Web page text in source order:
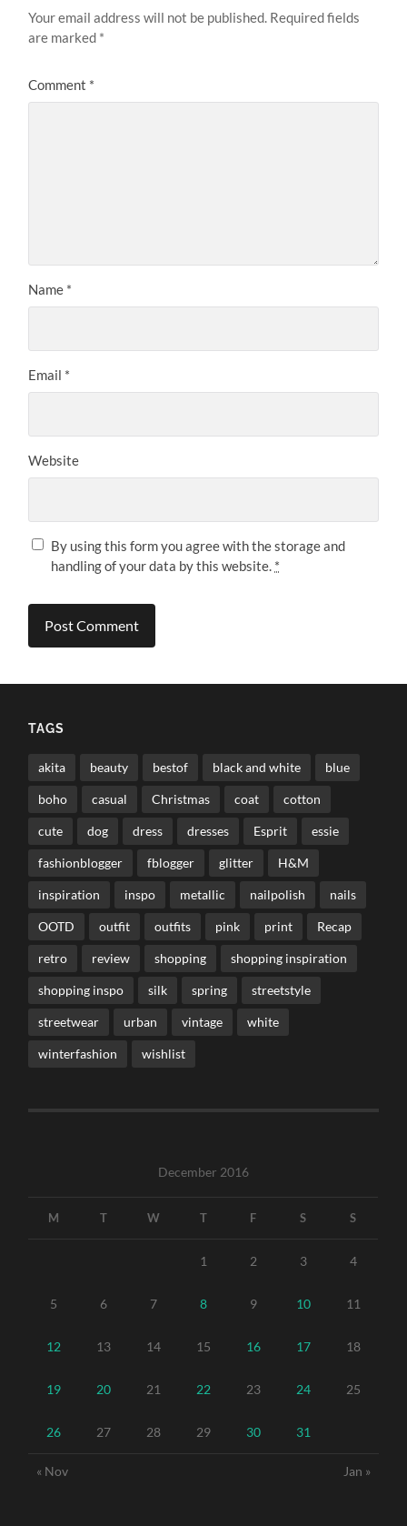
Your email address will not be published. Required fields
are marked *
Comment *
Name *
Email *
Website
By using this form you agree with the storage and
handling of your data by this website. *
TAGS
akita beauty bestof black and white blue
boho casual Christmas coat cotton
cute dog dress dresses Esprit essie
fashionblogger fblogger glitter H&M
inspiration inspo metallic nailpolish nails
OOTD outfit outfits pink print Recap
retro review shopping shopping inspiration
shopping inspo silk spring streetstyle
streetwear urban vintage white
winterfashion wishlist
December 2016
M T W T F S S
1 2 3 4
5 6 7 8 9 10 11
12 13 14 15 16 17 18
19 20 21 22 23 24 25
26 27 28 29 30 31
« Nov Jan »